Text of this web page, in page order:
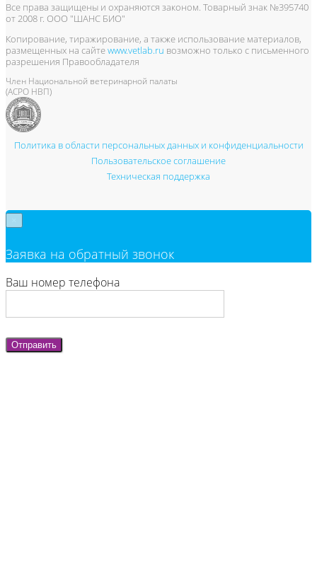
Все права защищены и охраняются законом. Товарный знак №395740
от 2008 г. ООО "ШАНС БИО"
Копирование, тиражирование, а также использование материалов,
размещенных на сайтеwww.vetlab.ru возможно только с письменного
разрешения Правообладателя
Член Национальной ветеринарной палаты
(АСРО НВП)
Политика в области персональных данных и конфиденциальности
Пользовательское соглашение
Техническая поддержка
Заявка на обратный звонок
Ваш номер телефона
Отправить